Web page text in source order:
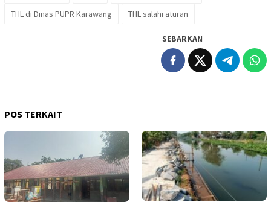
THL di Dinas PUPR Karawang
THL salahi aturan
SEBARKAN
POS TERKAIT